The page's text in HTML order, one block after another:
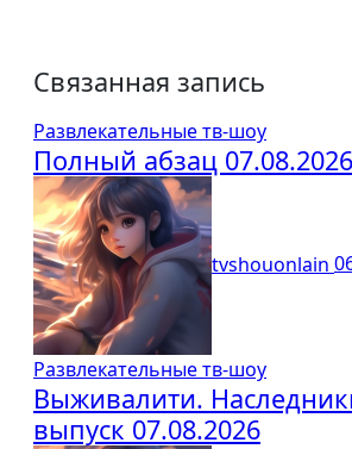
Связанная запись
Развлекательные тв-шоу
Полный абзац 07.08.2026
tvshouonlain
Развлекательные тв-шоу
Выживалити.
выпуск 07.08.2026